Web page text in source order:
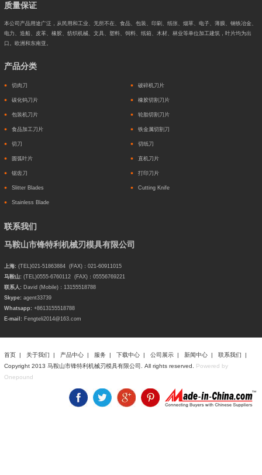
质量保证
本公司产品用途广泛，从民用和工业、无所不在、食品、包装、印刷、纸张、烟草、电子、薄膜、钢铁冶金、
电力、造船、皮革、橡胶、纺织机械、文具、塑料、饲料、纸箱、木材、林业等单位加工建筑，叶片均为出
口。欧洲和东南亚。
产品分类
切肉刀 破碎机刀片
碳化钨刀片 橡胶切割刀片
包装机刀片 轮胎切割刀片
食品加工刀片 铁金属切割刀
切刀 切纸刀
圆弧叶片 直机刀片
锯齿刀 打印刀片
Slitter Blades Cutting Knife
Stainless Blade
联系我们
马鞍山市锋特利机械刃模具有限公司
上海: (TEL)021-51863884 (FAX)：021-60911015
马鞍山: (TEL)0555-6760112 (FAX)：05556769221
联系人: David (Mobile)：13155518788
Skype: agent33739
Whatsapp: +8613155518788
E-mail: Fengteli2014@163.com
首页| 关于我们 | 产品中心| 服务| 下载中心| 公司展示| 新闻中心| 联系我们 |
Copyright 2013 马鞍山市锋特利机械刃模具有限公司. All rights reserved.
Powered by
Onepound